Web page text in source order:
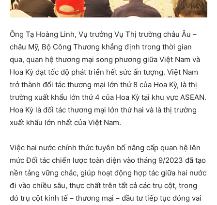
Ông Tạ Hoàng Linh, Vụ trưởng Vụ Thị trường châu Âu –
châu Mỹ, Bộ Công Thương khẳng định trong thời gian
qua, quan hệ thương mại song phương giữa Việt Nam và
Hoa Kỳ đạt tốc độ phát triển hết sức ấn tượng. Việt Nam
trở thành đối tác thương mại lớn thứ 8 của Hoa Kỳ, là thị
trường xuất khẩu lớn thứ 4 của Hoa Kỳ tại khu vực ASEAN.
Hoa Kỳ là đối tác thương mại lớn thứ hai và là thị trường
xuất khẩu lớn nhất của Việt Nam.
Việc hai nước chính thức tuyên bố nâng cấp quan hệ lên
mức Đối tác chiến lược toàn diện vào tháng 9/2023 đã tạo
nền tảng vững chắc, giúp hoạt động hợp tác giữa hai nước
đi vào chiều sâu, thực chất trên tất cả các trụ cột, trong
đó trụ cột kinh tế – thương mại – đầu tư tiếp tục đóng vai